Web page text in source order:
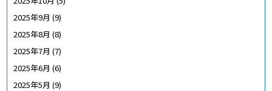
2025年9月 (9)
2025年8月 (8)
2025年7月 (7)
2025年6月 (6)
2025年5月 (9)